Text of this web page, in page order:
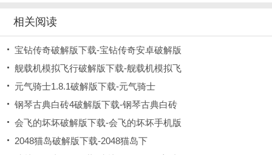
相关阅读
宝钻传奇破解版下载-宝钻传奇安卓破解版
舰载机模拟飞行破解版下载-舰载机模拟飞
元气骑士1.8.1破解版下载-元气骑士
钢琴古典白砖4破解版下载-钢琴古典白砖
会飞的坏坏破解版下载-会飞的坏坏手机版
2048猫岛破解版下载-2048猫岛下